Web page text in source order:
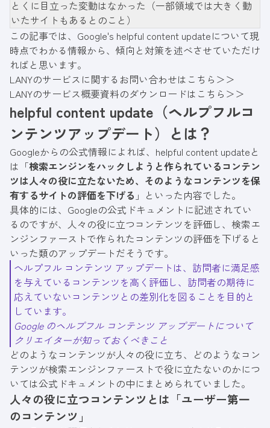
とくに目立った変動はなかった（一部領域では大きく動
いたサイトもあるとのこと）
この記事では、Google's helpful content updateについて現
時点でわかる情報から、傾向と対策を述べさせていただけ
ればと思います。
LANYのサービスに関するお問い合わせはこちら＞＞
LANYのサービス概要資料のダウンロードはこちら＞＞
helpful content update（ヘルプフルコ
ンテンツアップデート）とは？
Googleからの公式情報によれば、helpful content updateと
は「検索エンジンをハックしようと作られているコンテン
ツは人々の役に立たないため、そのようなコンテンツを保
有するサイトの評価を下げる 」といった内容でした。
具体的には、Googleの公式ドキュメントに記述されてい
るのですが、人々の役に立つコンテンツを評価し、検索エ
ンジンファーストで作られたコンテンツの評価を下げると
いった類のアップデートだそうです。
ヘルプフル コンテンツ アップデートは、訪問者に満足感
を与えているコンテンツを高く評価し、訪問者の期待に
応えていないコンテンツとの差別化を図ることを目的と
しています。
Google のヘルプフル コンテンツ アップデートについて
クリエイターが知っておくべきこと
どのようなコンテンツが人々の役に立ち、どのようなコン
テンツが検索エンジンファーストで役に立たないのかにつ
いては公式ドキュメントの中にまとめられていました。
人々の役に立つコンテンツとは「ユーザー第一
のコンテンツ」